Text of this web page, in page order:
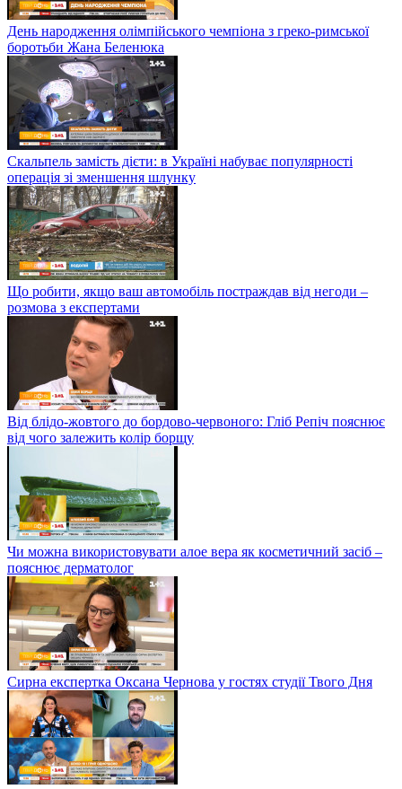
День народження олімпійського чемпіона з греко-римської
боротьби Жана Беленюка
Скальпель замість дієти: в Україні набуває популярності
операція зі зменшення шлунку
Що робити, якщо ваш автомобіль постраждав від негоди –
розмова з експертами
Від блідо-жовтого до бордово-червоного: Гліб Репіч пояснює
від чого залежить колір борщу
Чи можна використовувати алое вера як косметичний засіб –
пояснює дерматолог
Сирна експертка Оксана Чернова у гостях студії Твого Дня